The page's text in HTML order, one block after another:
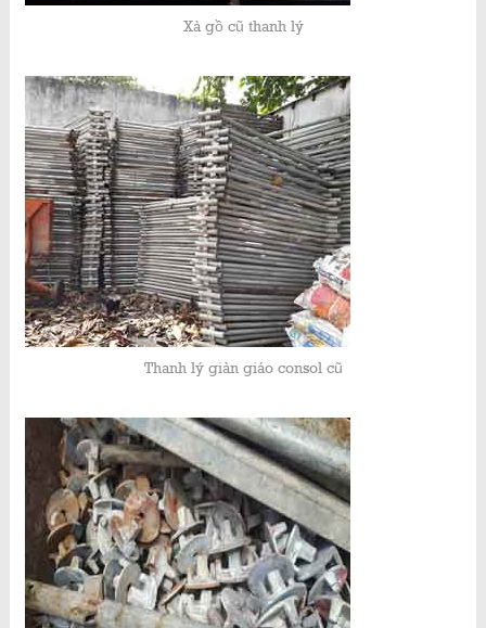
Xà gồ cũ thanh lý
Thanh lý giàn giáo consol cũ